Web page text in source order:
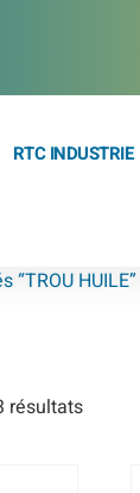
RTC INDUSTRIE
“TROU HUILE”
résultats